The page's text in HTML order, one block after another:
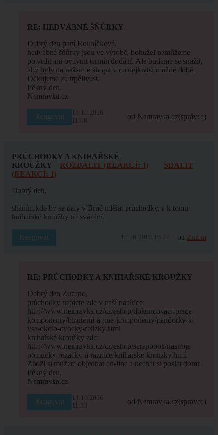
RE: HEDVÁBNÉ ŠŇŮRKY
Dobrý den paní Roubíčková,
hedvábné šňůrky jsou ve výrobě, bohužel nemůžeme
potvrdit ani ovlivnit termín dodání. Ale budeme se snažit,
aby byly na našem e-shopu v co nejkratší možné době.
Děkujeme za trpělivost.
Pěkný den,
Nemravka.cz
Reagovat
18.10.2016
11:08
od Nemravka.cz(správce)
PRŮCHODKY A KNIHAŘSKÉ
KROUŽKY
ROZBALIT (REAKCÍ: 1)
SBALIT
(REAKCÍ: 1)
Dobrý den,
sháním kde by se daly v Brně udělat průchodky, a k tomu
knihařské kroužky na svázání.
Reagovat 13.10.2016 16:17 od Zuzka
RE: PRŮCHODKY A KNIHAŘSKÉ KROUŽKY
Dobrý den Zuzano,
průchodky najdete zde v naší nabídce:
http://www.nemravka.cz/cz/eshop/dokoncovaci-prace-
komponenty/bizuterni-a-jine-komponenty/pandorky-a-
vse-okolo-cvocky-retizky.html
knihařské kroužky zde:
http://www.nemravka.cz/cz/eshop/scrapbook/nastroje-
pomucky-rezacky-a-raznice/kniharske-krouzky.html
Zboží si můžete objednat on-line a nechat si poslat domů.
Pěkný den,
Nemravka.cz
Reagovat
14.10.2016
od Nemravka.cz(správce)